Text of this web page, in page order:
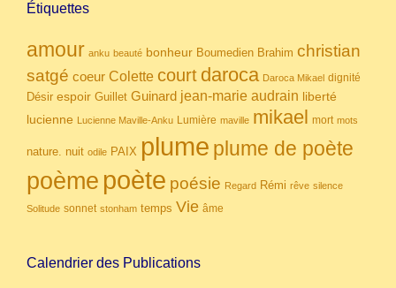
Étiquettes
amour anku beauté bonheur Boumedien Brahim christian
satgé coeur Colette court daroca Daroca Mikael dignité
Désir espoir Guillet Guinard jean-marie audrain liberté
lucienne Lucienne Maville-Anku Lumière maville mikael mort mots
nature. nuit odile PAIX plume plume de poète
poème poète poésie Regard Rémi rêve silence
Solitude sonnet stonham temps Vie âme
Calendrier des Publications